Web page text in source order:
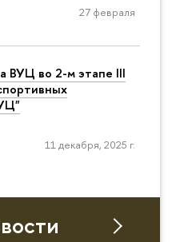
27 февраля
ВУЦ во 2-м этапе III
11 декабря, 2025 г.